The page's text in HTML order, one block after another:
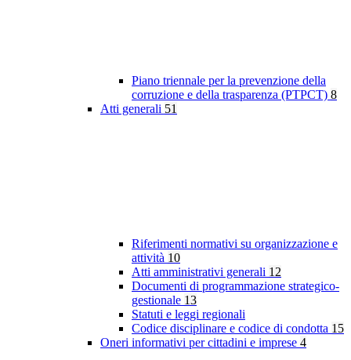
Piano triennale per la prevenzione della
corruzione e della trasparenza (PTPCT) 8
Atti generali 51
Riferimenti normativi su organizzazione e
attività 10
Atti amministrativi generali 12
Documenti di programmazione strategico-
gestionale 13
Statuti e leggi regionali
Codice disciplinare e codice di condotta 15
Oneri informativi per cittadini e imprese 4